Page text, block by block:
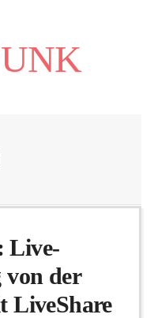
Live-
der
LiveShare